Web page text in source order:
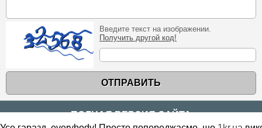
Введите текст на изображении.
Получить другой код!
ОТПРАВИТЬ
ПОЛНАЯ ВЕРСИЯ САЙТА